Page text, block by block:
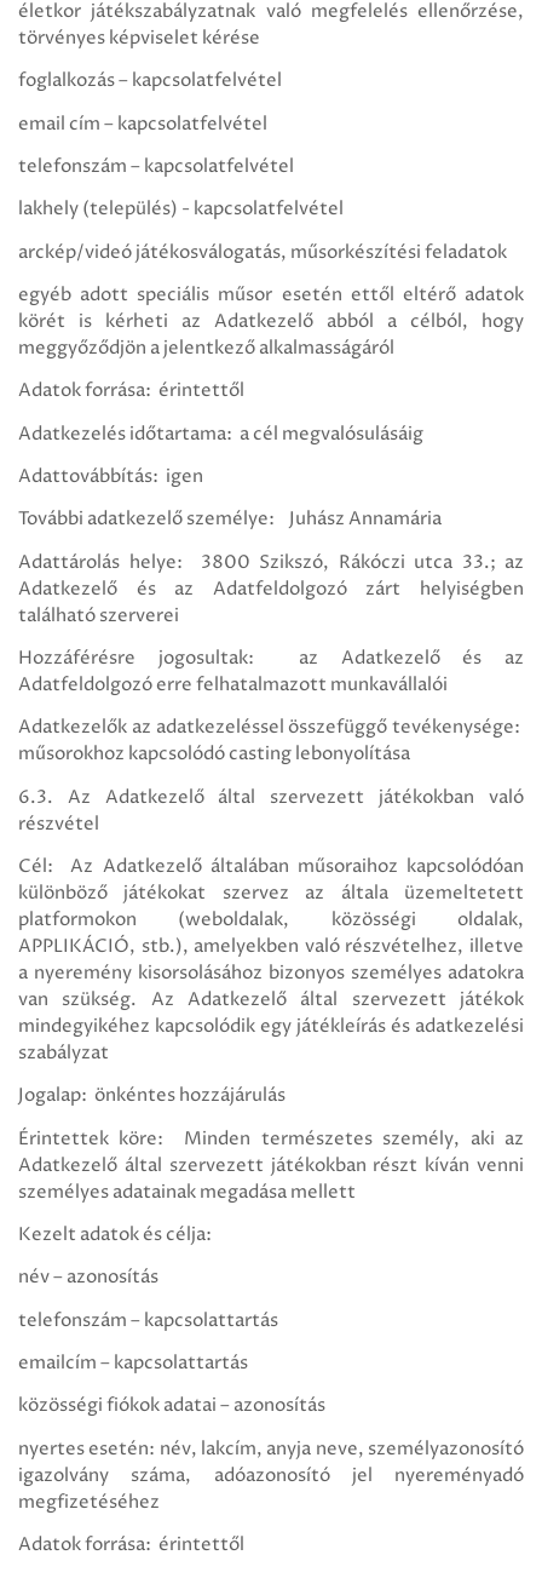
életkor játékszabályzatnak való megfelelés ellenőrzése,
törvényes képviselet kérése
foglalkozás – kapcsolatfelvétel
email cím – kapcsolatfelvétel
telefonszám – kapcsolatfelvétel
lakhely (település) - kapcsolatfelvétel
arckép/videó játékosválogatás, műsorkészítési feladatok
egyéb adott speciális műsor esetén ettől eltérő adatok
körét is kérheti az Adatkezelő abból a célból, hogy
meggyőződjön a jelentkező alkalmasságáról
Adatok forrása: érintettől
Adatkezelés időtartama: a cél megvalósulásáig
Adattovábbítás: igen
További adatkezelő személye: Juhász Annamária
Adattárolás helye: 3800 Szikszó, Rákóczi utca 33.; az
Adatkezelő és az Adatfeldolgozó zárt helyiségben
található szerverei
Hozzáférésre jogosultak: az Adatkezelő és az
Adatfeldolgozó erre felhatalmazott munkavállalói
Adatkezelők az adatkezeléssel összefüggő tevékenysége:
műsorokhoz kapcsolódó casting lebonyolítása
6.3. Az Adatkezelő által szervezett játékokban való
részvétel
Cél: Az Adatkezelő általában műsoraihoz kapcsolódóan
különböző játékokat szervez az általa üzemeltetett
platformokon (weboldalak, közösségi oldalak,
APPLIKÁCIÓ, stb.), amelyekben való részvételhez, illetve
a nyeremény kisorsolásához bizonyos személyes adatokra
van szükség. Az Adatkezelő által szervezett játékok
mindegyikéhez kapcsolódik egy játékleírás és adatkezelési
szabályzat
Jogalap: önkéntes hozzájárulás
Érintettek köre: Minden természetes személy, aki az
Adatkezelő által szervezett játékokban részt kíván venni
személyes adatainak megadása mellett
Kezelt adatok és célja:
név – azonosítás
telefonszám – kapcsolattartás
emailcím – kapcsolattartás
közösségi fiókok adatai – azonosítás
nyertes esetén: név, lakcím, anyja neve, személyazonosító
igazolvány száma, adóazonosító jel nyereményadó
megfizetéséhez
Adatok forrása: érintettől